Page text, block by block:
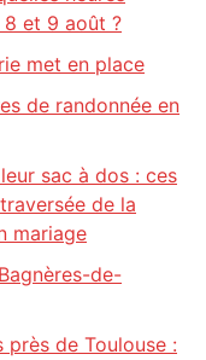
et 9 août ?
met en place
de randonnée en
sac à dos : ces
de la
mariage
de-
de Toulouse :